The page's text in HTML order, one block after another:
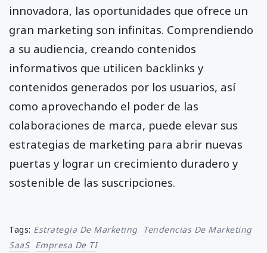
innovadora, las oportunidades que ofrece un
gran marketing son infinitas. Comprendiendo
a su audiencia, creando contenidos
informativos que utilicen backlinks y
contenidos generados por los usuarios, así
como aprovechando el poder de las
colaboraciones de marca, puede elevar sus
estrategias de marketing para abrir nuevas
puertas y lograr un crecimiento duradero y
sostenible de las suscripciones.
Tags: Estrategia De Marketing
Tendencias De Marketing
SaaS Empresa De TI